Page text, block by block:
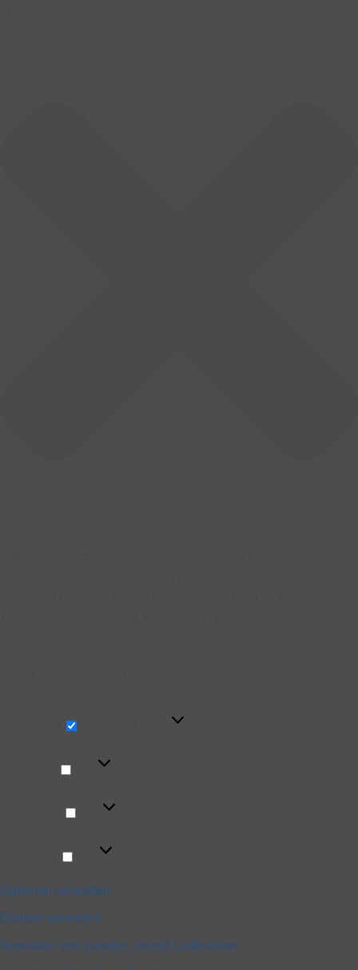
Vorlieben
Statistiken
Marketing
Optionen verwalten
Dienste verwalten
Verwalten von {vendor_count}-Lieferanten